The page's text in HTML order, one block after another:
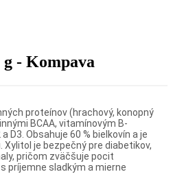
g - Kompava
proteínov (hrachový, konopný
BCAA, vitamínovým B-
D3. Obsahuje 60 % bielkovín a je
je bezpečný pre diabetikov,
pričom zväčšuje pocit
príjemne sladkým a mierne